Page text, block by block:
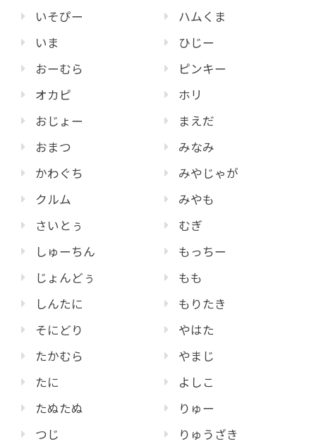
いそぴー
いま
おーむら
オカピ
おじょー
おまつ
かわぐち
クルム
さいとぅ
しゅーちん
じょんどぅ
しんたに
そにどり
たかむら
たに
たぬたぬ
つじ
ハムくま
ひじー
ピンキー
ホリ
まえだ
みなみ
みやじゃが
みやも
むぎ
もっちー
もも
もりたき
やはた
やまじ
よしこ
りゅー
りゅうざき